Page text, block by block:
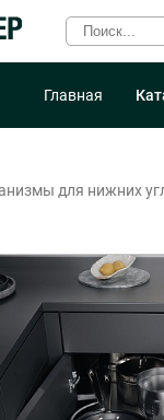
Главная
для нижних